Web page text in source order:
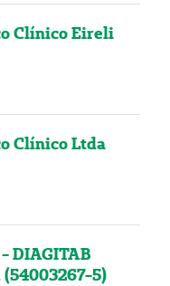
Clínico Eireli
Clínico Ltda
DIAGITAB
(54003267-5)